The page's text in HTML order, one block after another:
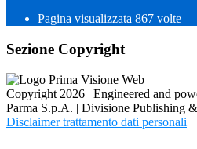
Pagina visualizzata 867 volte
Sezione Copyright
Copyright 2026 | Engineered and
Parma S.p.A. | Divisione Publishing
Disclaimer trattamento dati personali